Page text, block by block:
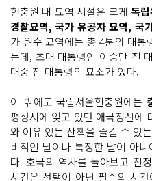
현충원 내 묘역 시설은 크게 독
경찰묘역, 국가 유공자 묘역, 국
가 원수 묘역에는 총 4분의 대통
는데, 초대 대통령인 이승만 전
대중 전 대통령의 묘소가 있다.
이 밖에도 국립서울현충원에는
평상시에 잊고 있던 애국정신에
와 여유 있는 산책을 즐길 수 있
비적인 달이나 특정한 날이 아
다. 호국의 역사를 돌아보고 진
시간은 선택이 아닌 필수의 시